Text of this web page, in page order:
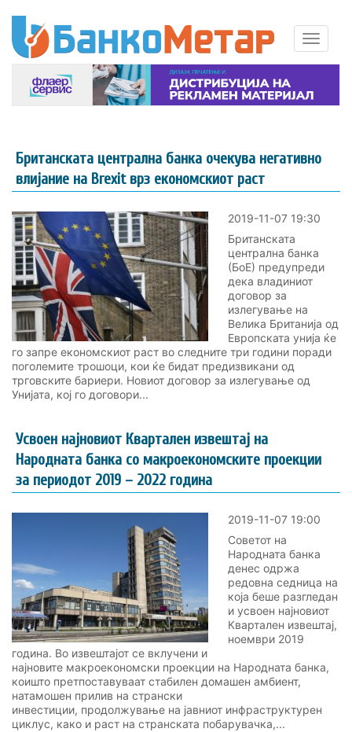
Британската централна банка очекува негативно
влијание на Brexit врз економскиот раст
2019-11-07 19:30
Британската
централна банка
(БоЕ) предупреди
дека владиниот
договор за
излегување на
Велика Британија од
Европската унија ќе
го запре економскиот раст во следните три години поради
поголемите трошоци, кои ќе бидат предизвикани од
трговските бариери. Новиот договор за излегување од
Унијата, кој го договори...
Усвоен најновиот Квартален извештај на
Народната банка со макроекономските проекции
за периодот 2019 – 2022 година
2019-11-07 19:00
Советот на
Народната банка
денес одржа
редовна седница на
која беше разгледан
и усвоен најновиот
Квартален извештај,
ноември 2019
година. Во извештајот се вклучени и
најновите макроекономски проекции на Народната банка,
коишто претпоставуваат стабилен домашен амбиент,
натамошен прилив на странски
инвестиции, продолжување на јавниот инфраструктурен
циклус, како и раст на странската побарувачка,...